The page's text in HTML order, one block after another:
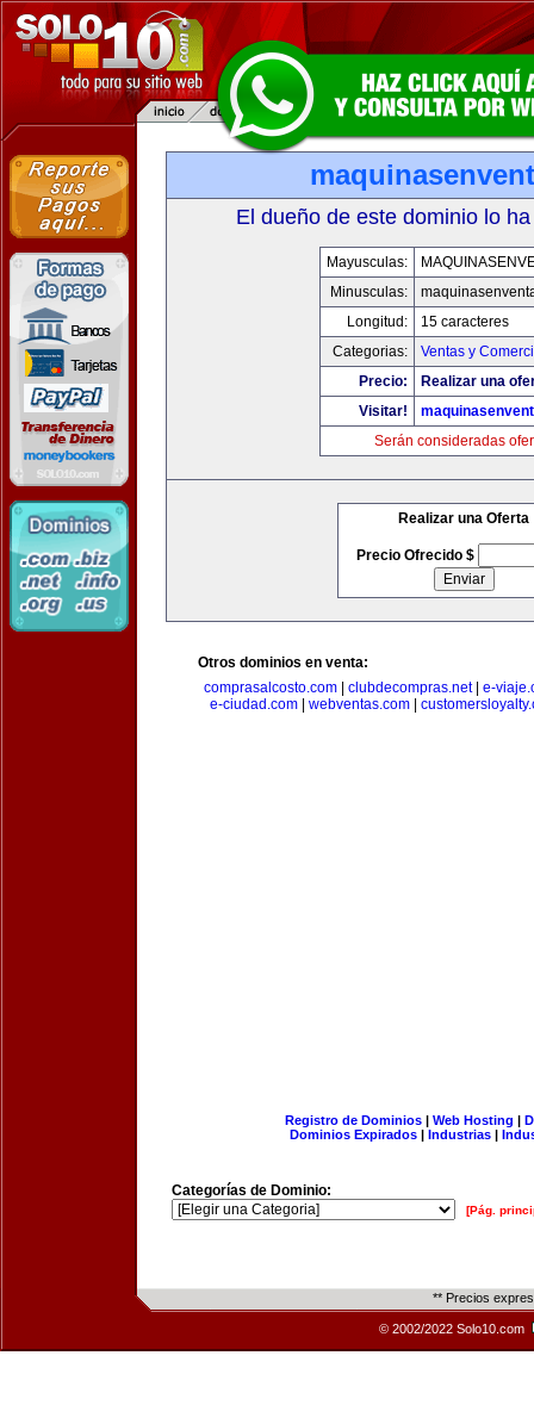
El dueño de este dominio lo
Mayusculas:
Minusculas:
Longitud:
15 caracteres
Categorias:
Ventas y
Precio:
Realizar una
Visitar!
Serán consideradas
Realizar una Oferta
Precio Ofrecido $
Otros dominios en venta:
comprasalcosto.com
clubdecompras.net| e-
e-ciudad.com| webventas.com|
Registro de Dominios| Web Hosting |
Dominios Expirados | Industrias |
Categorías de Dominio:
[Pág.
** Precios
© 2002/2022 Solo10.com